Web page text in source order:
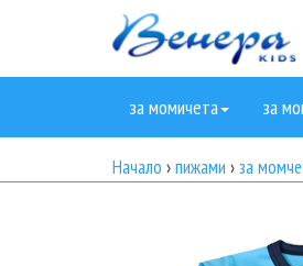
за момичета за
Начало ›пижами ›за